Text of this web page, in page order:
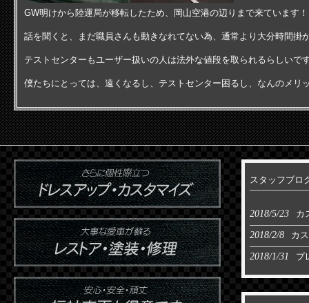
GW明けから陸運局が移転したため、岡山空港の辺りまで来ています！
話を聞くと、まだ職員さんも動きなれてない為、通常より大分時間掛
テストセンターもユーザー扱いの人は法外な値段を取られるらしいで
僕たちにとっては、遠くなるし、テストセンター困るし、なんのメリ
スタッフブロ
2018/5/23 カ
2018/2/8 カ
2018/1/31 プ